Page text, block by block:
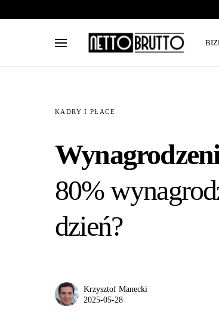
KADRY I PŁACE
80%
dzień?
Krzysztof Manecki
2025-05-28